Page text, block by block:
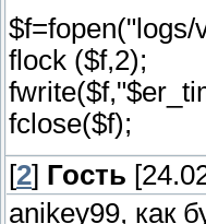
flock ($f,2);
fclose($f);
[2] Гость
anikey99, как